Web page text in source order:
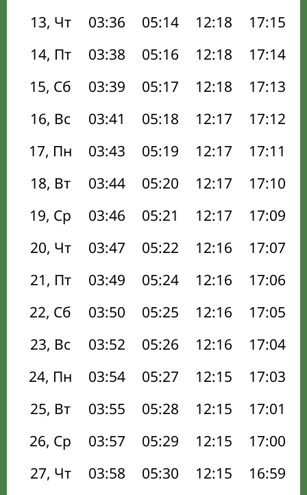
13, Чт
03:36 05:14 12:18 17:15
14, Пт
03:38 05:16 12:18 17:14
15, Сб
03:39 05:17 12:18 17:13
16, Вс
03:41 05:18 12:17 17:12
17, Пн
03:43 05:19 12:17 17:11
18, Вт
03:44 05:20 12:17 17:10
19, Ср
03:46 05:21 12:17 17:09
20, Чт
03:47 05:22 12:16 17:07
21, Пт
03:49 05:24 12:16 17:06
22, Сб
03:50 05:25 12:16 17:05
23, Вс
03:52 05:26 12:16 17:04
24, Пн
03:54 05:27 12:15 17:03
25, Вт
03:55 05:28 12:15 17:01
26, Ср
03:57 05:29 12:15 17:00
27, Чт
03:58 05:30 12:15 16:59